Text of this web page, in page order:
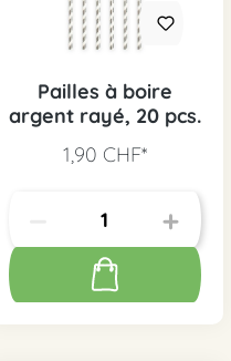
Pailles à boire
argent rayé, 20 pcs.
1,90 CHF*